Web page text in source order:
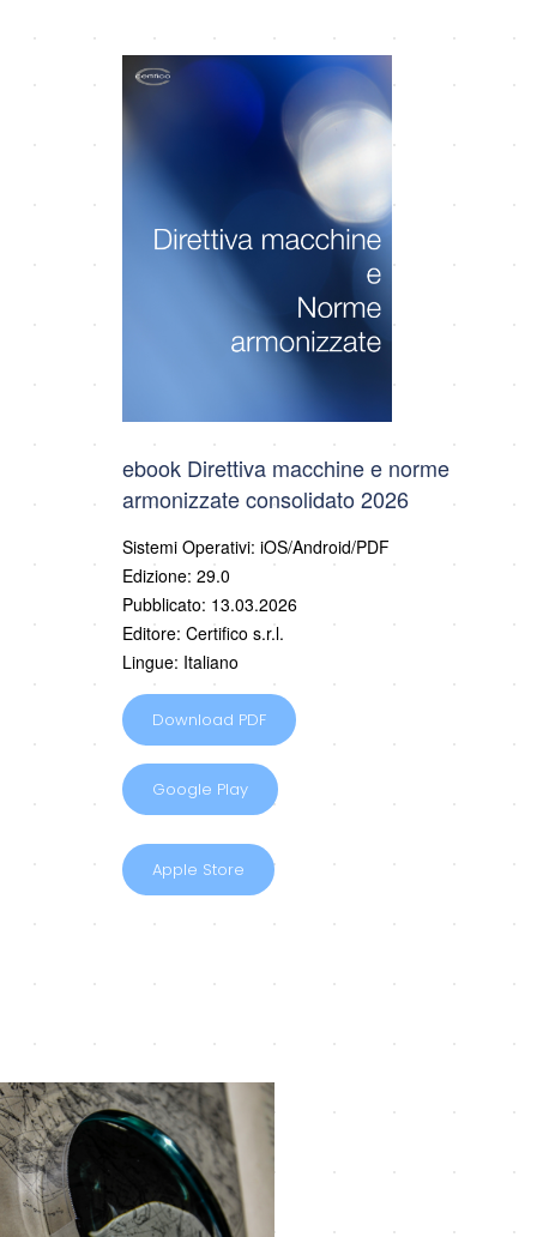
ebook Direttiva macchine e norme
armonizzate consolidato 2026
Sistemi Operativi: iOS/Android/PDF
Edizione: 29.0
Pubblicato: 13.03.2026
Editore: Certifico s.r.l.
Lingue: Italiano
Download PDF
Google Play
Apple Store